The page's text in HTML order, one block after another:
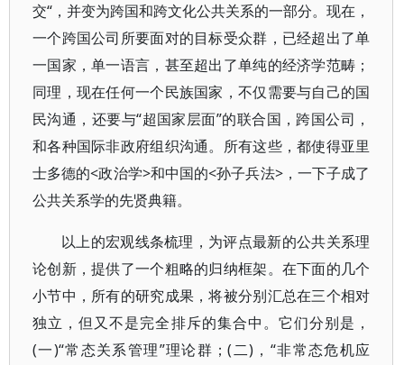
交“，并变为跨国和跨文化公共关系的一部分。现在，
一个跨国公司所要面对的目标受众群，已经超出了单
一国家，单一语言，甚至超出了单纯的经济学范畴；
同理，现在任何一个民族国家，不仅需要与自己的国
民沟通，还要与“超国家层面”的联合国，跨国公司，
和各种国际非政府组织沟通。所有这些，都使得亚里
士多德的<政治学>和中国的<孙子兵法>，一下子成了
公共关系学的先贤典籍。
以上的宏观线条梳理，为评点最新的公共关系理
论创新，提供了一个粗略的归纳框架。在下面的几个
小节中，所有的研究成果，将被分别汇总在三个相对
独立，但又不是完全排斥的集合中。它们分别是，
(一)“常态关系管理”理论群；(二)，“非常态危机应